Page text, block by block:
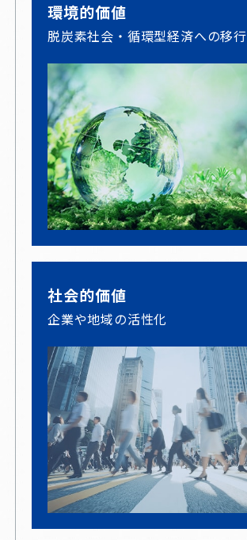
環境的価値
脱炭素社会・循環型経済への移行
社会的価値
企業や地域の活性化